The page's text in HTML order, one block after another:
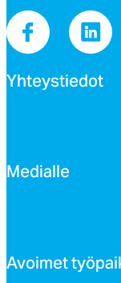
Yh­teys­tie­dot
Me­dial­le
Avoi­met